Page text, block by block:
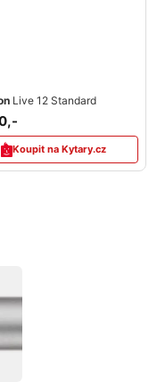
Live 12 Standard
Koupit na Kytary.cz